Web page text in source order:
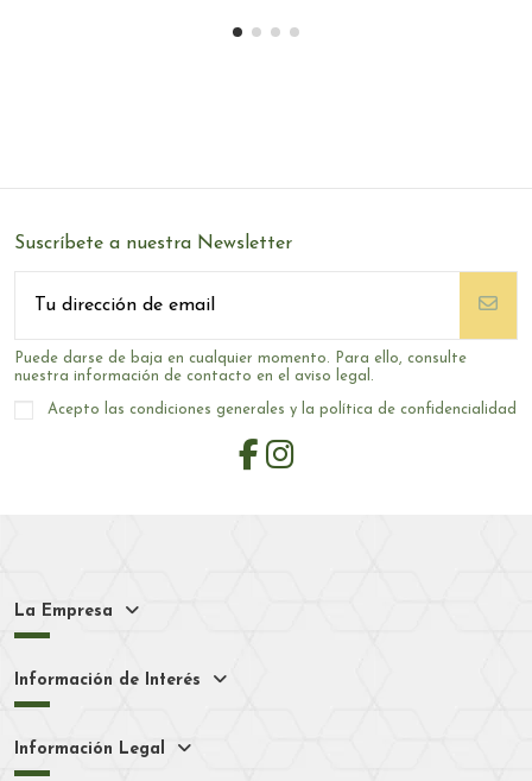
Suscríbete a nuestra Newsletter
Puede darse de baja en cualquier momento. Para ello, consulte
nuestra información de contacto en el aviso legal.
Acepto las condiciones generales y la política de confidencialidad
La Empresa
Información de Interés
Información Legal